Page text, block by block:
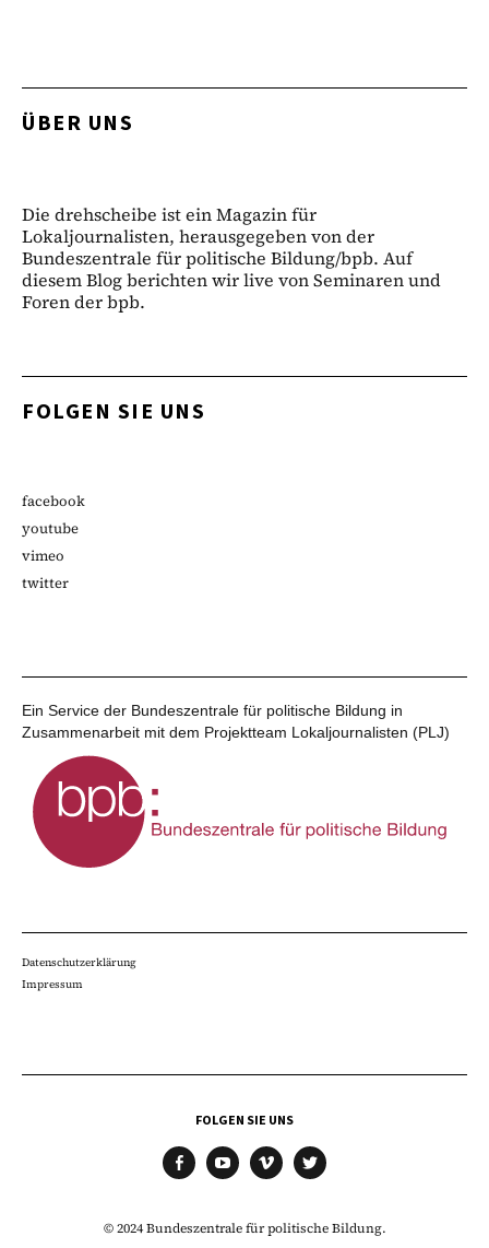
ÜBER UNS
Die drehscheibe ist ein Magazin für
Lokaljournalisten, herausgegeben von der
Bundeszentrale für politische Bildung/bpb. Auf
diesem Blog berichten wir live von Seminaren und
Foren der bpb.
FOLGEN SIE UNS
facebook
youtube
vimeo
twitter
Ein Service der Bundeszentrale für politische Bildung in
Zusammenarbeit mit dem Projektteam Lokaljournalisten (PLJ)
Datenschutzerklärung
Impressum
FOLGEN SIE UNS
© 2024 Bundeszentrale für politische Bildung